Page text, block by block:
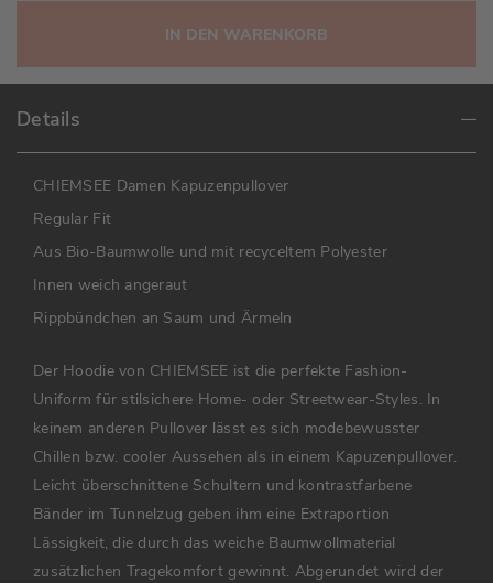
IN DEN WARENKORB
Details
CHIEMSEE Damen Kapuzenpullover
Regular Fit
Aus Bio-Baumwolle und mit recyceltem Polyester
Innen weich angeraut
Rippbündchen an Saum und Ärmeln
Der Hoodie von CHIEMSEE ist die perfekte Fashion-
Uniform für stilsichere Home- oder Streetwear-Styles. In
keinem anderen Pullover lässt es sich modebewusster
Chillen bzw. cooler Aussehen als in einem Kapuzenpullover.
Leicht überschnittene Schultern und kontrastfarbene
Bänder im Tunnelzug geben ihm eine Extraportion
Lässigkeit, die durch das weiche Baumwollmaterial
zusätzlichen Tragekomfort gewinnt. Abgerundet wird der